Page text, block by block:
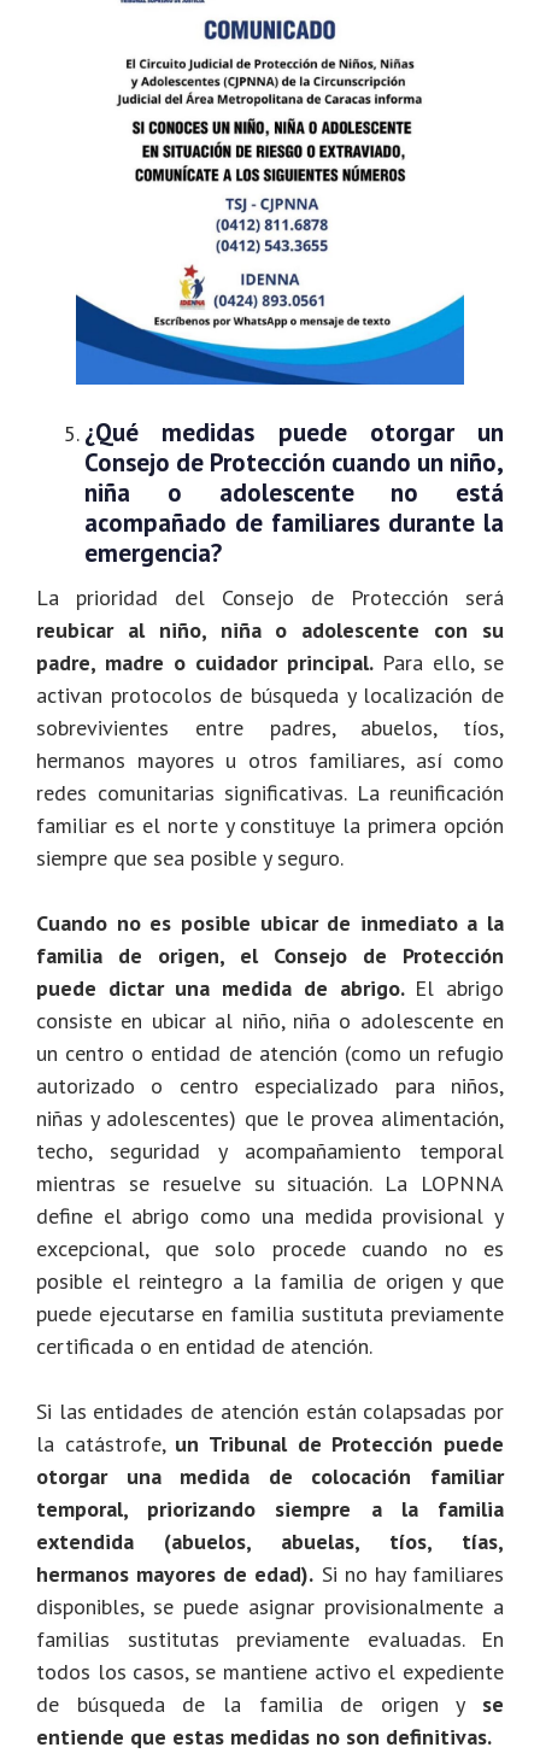
¿Qué medidas puede otorgar un
Consejo de Protección cuando un niño,
niña o adolescente no está
acompañado de familiares durante la
emergencia?
La prioridad del Consejo de Protección será
reubicar al niño, niña o adolescente con su
padre, madre o cuidador principal. Para ello, se
activan protocolos de búsqueda y localización de
sobrevivientes entre padres, abuelos, tíos,
hermanos mayores u otros familiares, así como
redes comunitarias significativas. La reunificación
familiar es el norte y constituye la primera opción
siempre que sea posible y seguro.
Cuando no es posible ubicar de inmediato a la
familia de origen, el Consejo de Protección
puede dictar una medida de abrigo. El abrigo
consiste en ubicar al niño, niña o adolescente en
un centro o entidad de atención (como un refugio
autorizado o centro especializado para niños,
niñas y adolescentes) que le provea alimentación,
techo, seguridad y acompañamiento temporal
mientras se resuelve su situación. La LOPNNA
define el abrigo como una medida provisional y
excepcional, que solo procede cuando no es
posible el reintegro a la familia de origen y que
puede ejecutarse en familia sustituta previamente
certificada o en entidad de atención.
Si las entidades de atención están colapsadas por
la catástrofe, un Tribunal de Protección puede
otorgar una medida de colocación familiar
temporal, priorizando siempre a la familia
extendida (abuelos, abuelas, tíos, tías,
hermanos mayores de edad). Si no hay familiares
disponibles, se puede asignar provisionalmente a
familias sustitutas previamente evaluadas. En
todos los casos, se mantiene activo el expediente
de búsqueda de la familia de origen y se
entiende que estas medidas no son definitivas.